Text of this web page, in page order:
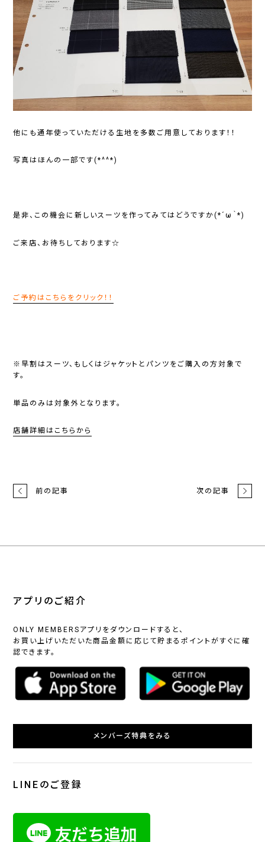
他にも通年使っていただける生地を多数ご用意しております！！
写真はほんの一部です(*^^*)
是非、この機会に新しいスーツを作ってみてはどうですか(*´ω｀*)
ご来店、お待ちしております☆
ご予約はこちらをクリック！！
※早割はスーツ、もしくはジャケットとパンツをご購入の方対象で
す。
単品のみは対象外となります。
店舗詳細はこちらから
前の記事 次の記事
アプリのご紹介
ONLY MEMBERSアプリをダウンロードすると、
お買い上げいただいた商品金額に応じて貯まるポイントがすぐに確
認できます。
メンバーズ特典をみる
LINEのご登録